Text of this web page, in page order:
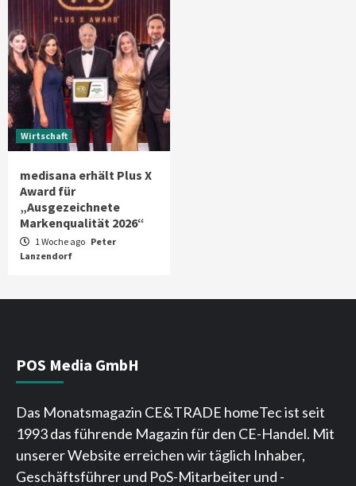
Wirtschaft
medisana erhält Plus X
Award für
„Ausgezeichnete
Markenqualität 2026“
1 Woche ago Peter
Lanzendorf
POS Media GmbH
Das Monatsmagazin CE&TRADE homeTec ist seit
1993 das führende Magazin für den CE-Handel. Mit
unserer Website erreichen wir täglich Inhaber,
Geschäftsführer und PoS-Mitarbeiter und -